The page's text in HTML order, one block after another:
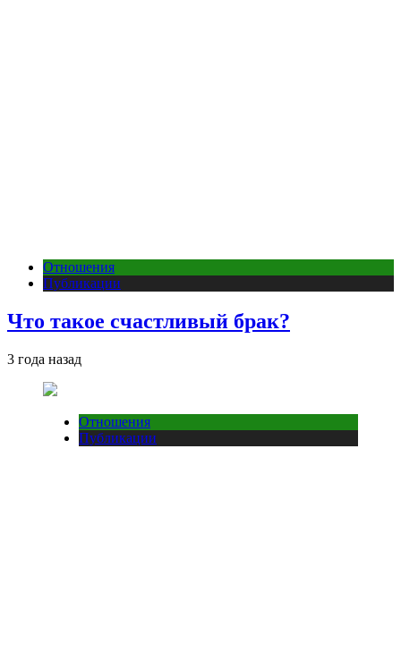
Отношения
Публикации
Что такое счастливый брак?
3 года назад
Отношения
Публикации